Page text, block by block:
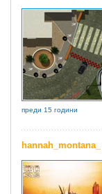
преди 15 години
hannah_montana_